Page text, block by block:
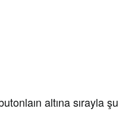
altına sırayla şu